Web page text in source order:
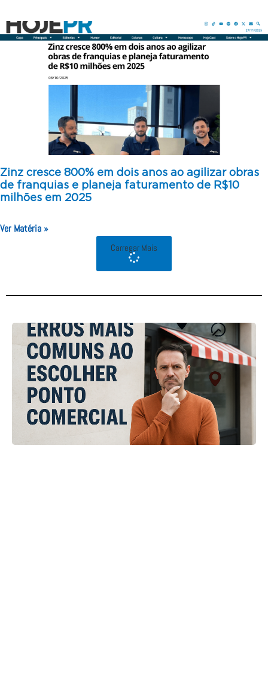
Zinz cresce 800% em dois anos ao agilizar obras
de franquias e planeja faturamento de R$10
milhões em 2025
Ver Matéria »
Carregar Mais